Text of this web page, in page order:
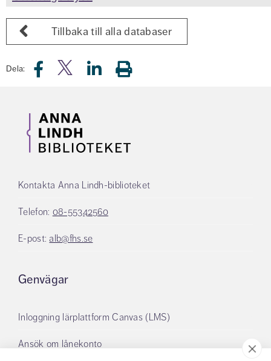
Tillbaka till alla databaser
Dela:
Kontakta Anna Lindh-biblioteket
Telefon: 08-55342560
E-post: alb@fhs.se
Genvägar
Inloggning lärplattform Canvas (LMS)
Ansök om lånekonto